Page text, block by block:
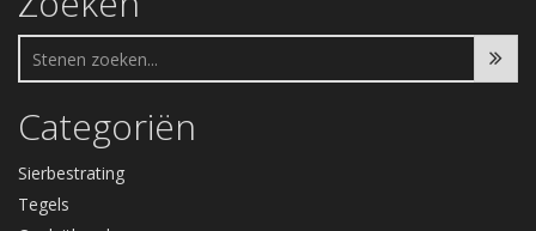
Categoriën
Sierbestrating
Tegels